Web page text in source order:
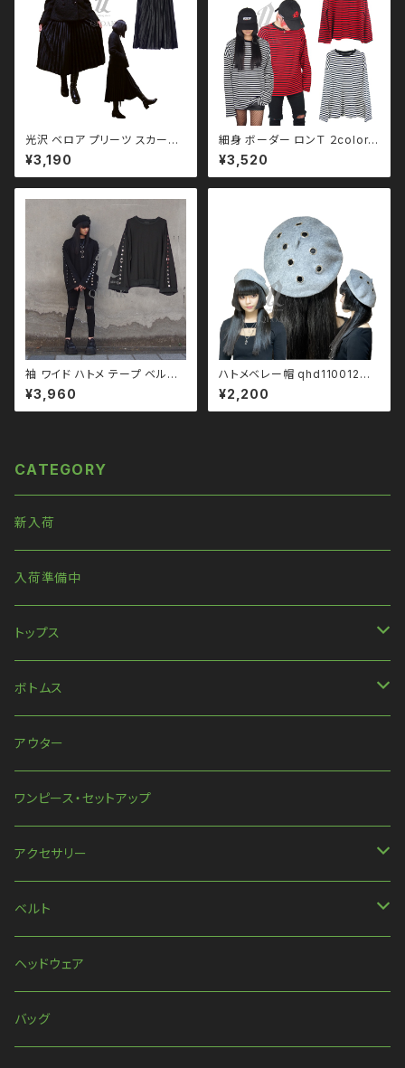
光沢 ベロア プリーツ スカー
ト qbo110010
¥3,190
細身 ボーダー ロンＴ ２color
韓国ファッション ストリート系
原宿 qto110002
¥3,520
袖 ワイド ハトメ テープ ベルト
無地 カットソー qto110094 大
きいサイズ ユニセックス ビッグ
シルエット オーバーサイズ ロン
ロリ パンク ロック Ｖ 系 韓国フ
性的
¥3,960
ハトメベレー帽 qhd110012
モノトーン ブラックコーデ 黒コ
ーデ モード 系 ゴス ゴシック ゴ
スロリ パンク ロック Ｖ 系 韓国
¥2,200
CATEGORY
新入荷
入荷準備中
トップス
長袖
ハンパ丈袖
半袖
ほか
ボトムス
パンツ
スカート
アウター
ワンピース・セットアップ
アクセサリー
ネックレス
ピアス・イヤリング
リング
ベルト
ベルト
ハーネス
ヘッドウェア
バッグ